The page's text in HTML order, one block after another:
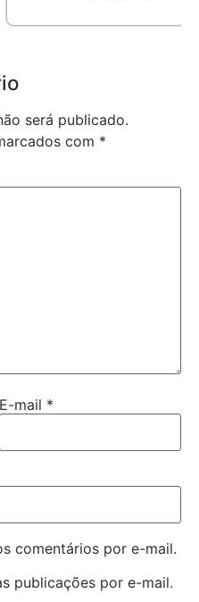
será publicado.
com *
E-mail *
comentários por e-mail.
publicações por e-mail.